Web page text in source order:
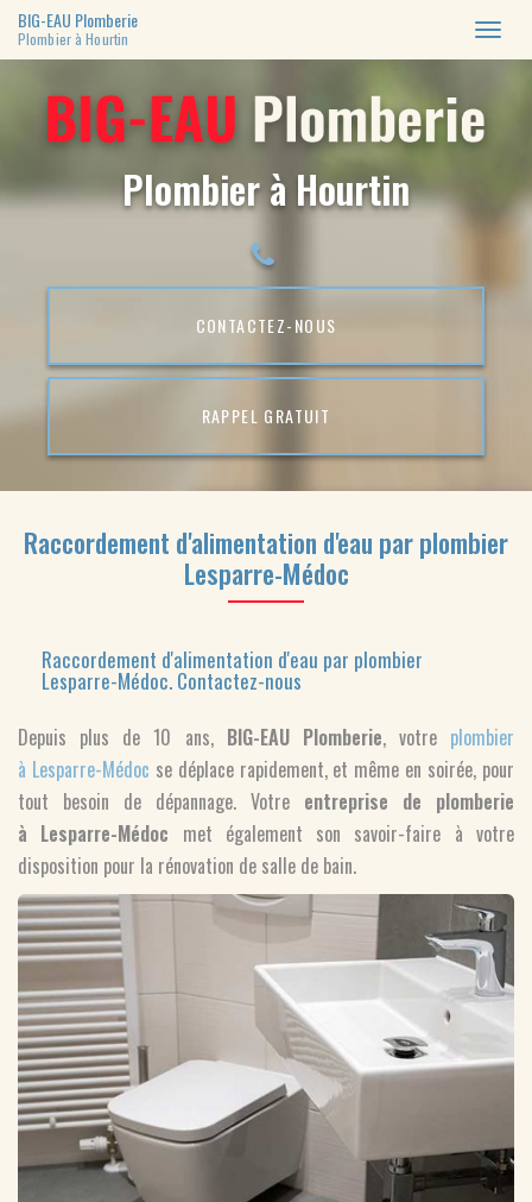
contenu
BIG-EAU Plomberie
Plombier à Hourtin
Plombier à Hourtin
CONTACTEZ-NOUS
RAPPEL GRATUIT
Raccordement d'alimentation d'eau par plombier
Lesparre-Médoc
Raccordement d'alimentation d'eau par plombier
Lesparre-Médoc. Contactez-nous
Depuis plus de 10 ans, BIG-EAU Plomberie, votre plombier
à Lesparre-Médoc se déplace rapidement, et même en soirée, pour
tout besoin de dépannage. Votre entreprise de plomberie
à Lesparre-Médoc met également son savoir-faire à votre
disposition pour la rénovation de salle de bain.